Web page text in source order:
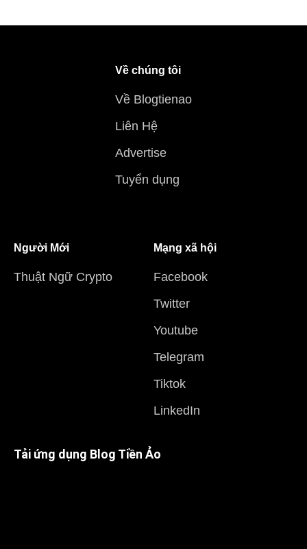
Về chúng tôi
Về Blogtienao
Liên Hệ
Advertise
Tuyển dụng
Người Mới
Thuật Ngữ Crypto
Mạng xã hội
Facebook
Twitter
Youtube
Telegram
Tiktok
LinkedIn
Tải ứng dụng Blog Tiền Ảo